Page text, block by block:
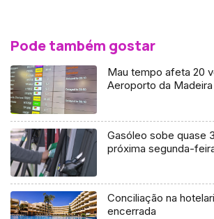
Pode também gostar
Mau tempo afeta 20
Aeroporto da
Gasóleo sobe quase
próxima segunda-
Conciliação na
encerrada